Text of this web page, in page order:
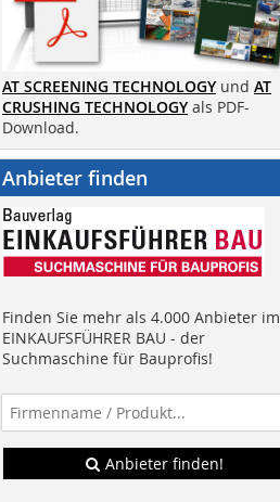
AT SCREENING TECHNOLOGY und AT
CRUSHING TECHNOLOGY als PDF-
Download.
Anbieter finden
Finden Sie mehr als 4.000 Anbieter im
EINKAUFSFÜHRER BAU - der
Suchmaschine für Bauprofis!
Anbieter finden!